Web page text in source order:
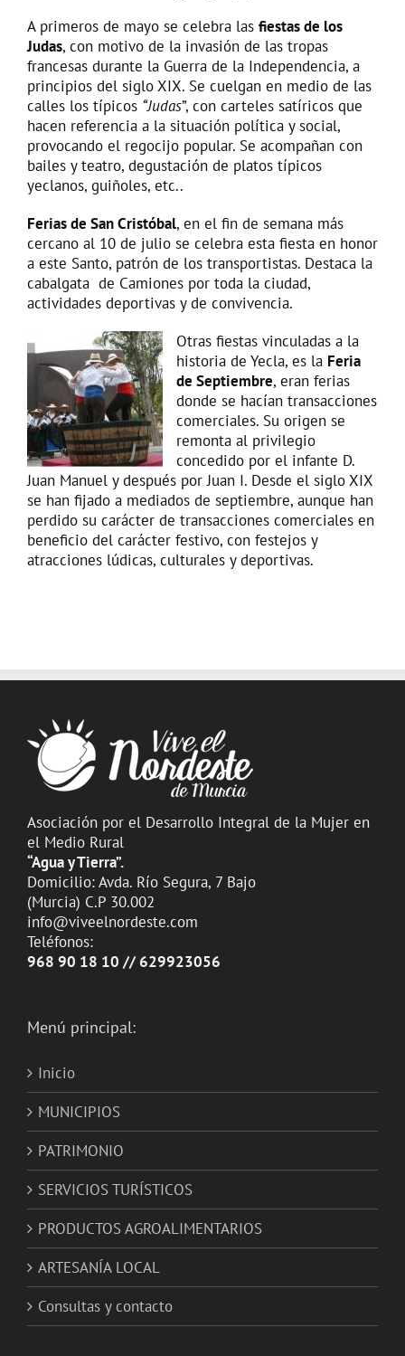
A primeros de mayo se celebra las fiestas de los
Judas, con motivo de la invasión de las tropas
francesas durante la Guerra de la Independencia, a
principios del siglo XIX. Se cuelgan en medio de las
calles los típicos “Judas”, con carteles satíricos que
hacen referencia a la situación política y social,
provocando el regocijo popular. Se acompañan con
bailes y teatro, degustación de platos típicos
yeclanos, guiñoles, etc..
Ferias de San Cristóbal, en el fin de semana más
cercano al 10 de julio se celebra esta fiesta en honor
a este Santo, patrón de los transportistas. Destaca la
cabalgata de Camiones por toda la ciudad,
actividades deportivas y de convivencia.
Otras fiestas vinculadas a la
historia de Yecla, es la Feria
de Septiembre, eran ferias
donde se hacían transacciones
comerciales. Su origen se
remonta al privilegio
concedido por el infante D.
Juan Manuel y después por Juan I. Desde el siglo XIX
se han fijado a mediados de septiembre, aunque han
perdido su carácter de transacciones comerciales en
beneficio del carácter festivo, con festejos y
atracciones lúdicas, culturales y deportivas.
Asociación por el Desarrollo Integral de la Mujer en
el Medio Rural
“Agua y Tierra”.
Domicilio: Avda. Río Segura, 7 Bajo
(Murcia) C.P 30.002
info@viveelnordeste.com
Teléfonos:
968 90 18 10 // 629923056
Menú principal:
Inicio
MUNICIPIOS
PATRIMONIO
SERVICIOS TURÍSTICOS
PRODUCTOS AGROALIMENTARIOS
ARTESANÍA LOCAL
Consultas y contacto